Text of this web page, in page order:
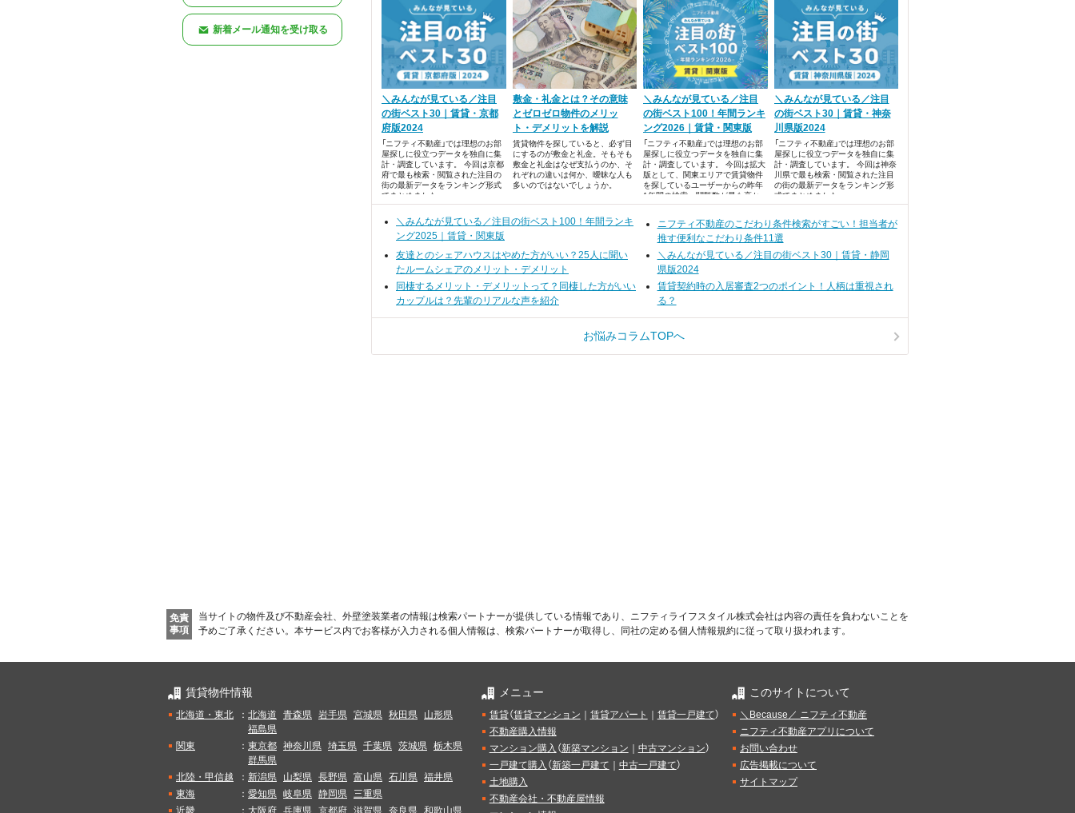
新着メール通知を受け取る
＼みんなが見ている／注目
の街ベスト30｜賃貸・京都
府版2024
「ニフティ不動産」では理想のお部
屋探しに役立つデータを独自に集
計・調査しています。 今回は京都
府で最も検索・閲覧された注目の
街の最新データをランキング形式
でまとめました。
敷金・礼金とは？その意味
とゼロゼロ物件のメリッ
ト・デメリットを解説
賃貸物件を探していると、必ず目
にするのが敷金と礼金。そもそも
敷金と礼金はなぜ支払うのか、そ
れぞれの違いは何か、曖昧な人も
多いのではないでしょうか。
＼みんなが見ている／注目
の街ベスト100！年間ランキ
ング2026｜賃貸・関東版
「ニフティ不動産」では理想のお部
屋探しに役立つデータを独自に集
計・調査しています。 今回は拡大
版として、関東エリアで賃貸物件
を探しているユーザーからの昨年
1年間の検索・閲覧数が最も高か
った、注目の街ランキングベスト
＼みんなが見ている／注目
の街ベスト30｜賃貸・神奈
川県版2024
「ニフティ不動産」では理想のお部
屋探しに役立つデータを独自に集
計・調査しています。 今回は神奈
川県で最も検索・閲覧された注目
の街の最新データをランキング形
式でまとめました。
＼みんなが見ている／注目の街ベスト100！年間ランキ
ング2025｜賃貸・関東版
ニフティ不動産のこだわり条件検索がすごい！担当者が
推す便利なこだわり条件11選
友達とのシェアハウスはやめた方がいい？25人に聞い
たルームシェアのメリット・デメリット
＼みんなが見ている／注目の街ベスト30｜賃貸・静岡
県版2024
同棲するメリット・デメリットって？同棲した方がいい
カップルは？先輩のリアルな声を紹介
賃貸契約時の入居審査2つのポイント！人柄は重視され
る？
お悩みコラムTOPへ
免責
事項
当サイトの物件及び不動産会社、外壁塗装業者の情報は検索パートナーが提供している情報であり、ニフティライフスタイル株式会社は内容の責任を負わないことを
予めご了承ください。 本サービス内でお客様が入力される個人情報は、検索パートナーが取得し、同社の定める個人情報規約に従って取り扱われます。
賃貸物件情報
北海道・東北 ： 北海道 青森県 岩手県 宮城県 秋田県
山形県
福島県
関東
： 東京都 神奈川県 埼玉県 千葉県 茨城県 栃木県
群馬県
北陸・甲信越
： 新潟県 山梨県 長野県 富山県 石川県 福井県
東海
： 愛知県 岐阜県 静岡県 三重県
メニュー
賃貸（賃貸マンション 賃貸アパート 賃貸一戸建て）
不動産購入情報
マンション購入 （新築マンション 中古マンション）
一戸建て購入 （新築一戸建て 中古一戸建て）
土地購入
不動産会社・不動産屋情報
このサイトについて
＼Because／ ニフティ不動産
ニフティ不動産アプリについて
お問い合わせ
広告掲載について
サイトマップ